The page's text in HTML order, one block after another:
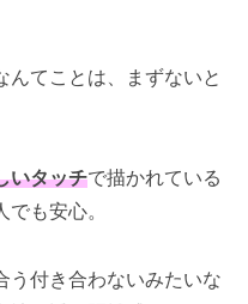
んてことは、まずないと
いタッチで描かれている
も安心。
う付き合わないみたいな